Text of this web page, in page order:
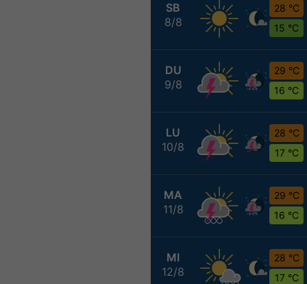
SB
8/8
28 °C
15 °C
DU
9/8
29 °C
16 °C
LU
10/8
28 °C
17 °C
MA
11/8
29 °C
16 °C
MI
12/8
28 °C
17 °C